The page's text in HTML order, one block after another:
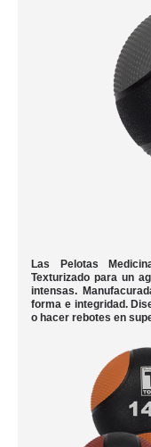
Las Pelotas
Texturizado para un
intensas.
forma e integridad.
o hacer rebotes en